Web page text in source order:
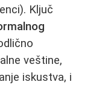
Ključ
veštine,
iskustva, i